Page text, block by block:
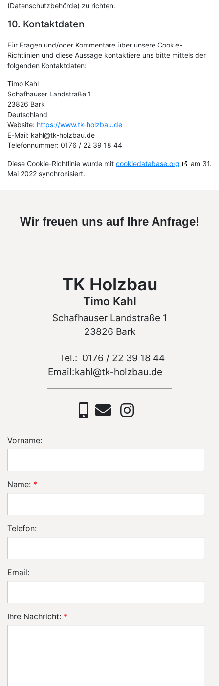
(Datenschutzbehörde) zu richten.
10. Kontaktdaten
Für Fragen und/oder Kommentare über unsere Cookie-
Richtlinien und diese Aussage kontaktiere uns bitte mittels der
folgenden Kontaktdaten:
Timo Kahl
Schafhauser Landstraße 1
23826 Bark
Deutschland
Website: https://www.tk-holzbau.de
E-Mail: kahl@tk-holzbau.de
Telefonnummer: 0176 / 22 39 18 44
Diese Cookie-Richtlinie wurde mit cookiedatabase.org
am 31.
Mai 2022 synchronisiert.
Wir freuen uns auf Ihre Anfrage!
TK Holzbau
Timo Kahl
Schafhauser Landstraße 1
23826 Bark
Tel.: 0176 / 22 39 18 44
Email:kahl@tk-holzbau.de
Vorname:
Name: *
Telefon:
Email:
Ihre Nachricht: *